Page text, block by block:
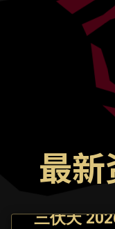
观看
最新
三伏天